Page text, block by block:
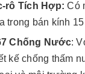
rô Tích Hợp: Có
trong bán kính
Chống Nước:
kế chống thấm